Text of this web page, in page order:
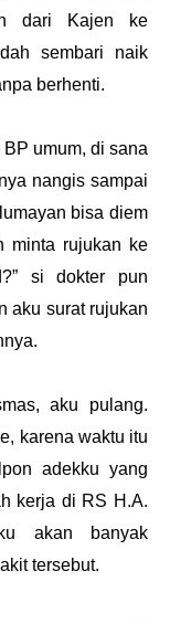
dari Kajen ke
sembari naik
berhenti.
umum, di sana
nangis sampai
bisa diem
minta rujukan ke
si dokter pun
aku surat rujukan
aku pulang.
karena waktu itu
adekku yang
kerja di RS H.A.
akan banyak
tersebut.